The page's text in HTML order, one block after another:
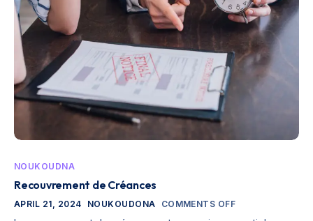
NOUKOUDNA
Recouvrement de Créances
APRIL 21, 2024 NOUKOUDONA COMMENTS OFF